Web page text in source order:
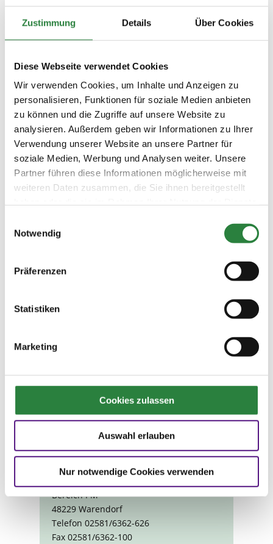
Zustimmung Details Über Cookies
Diese Webseite verwendet Cookies
Wir verwenden Cookies, um Inhalte und Anzeigen zu
personalisieren, Funktionen für soziale Medien anbieten
zu können und die Zugriffe auf unsere Website zu
analysieren. Außerdem geben wir Informationen zu Ihrer
Verwendung unserer Website an unsere Partner für
soziale Medien, Werbung und Analysen weiter. Unsere
Partner führen diese Informationen möglicherweise mit
weiteren Daten zusammen, die Sie ihnen bereitgestellt
Notwendig
Präferenzen
Statistiken
Marketing
Cookies zulassen
Auswahl erlauben
Nur notwendige Cookies verwenden
Nachmittag beim Hotel in Hannover.
Rundreise im komfortablen Reisebus ab/bis
Hannover, zwei Übernachtungen mit Frühstück
im Vier-Sterne-Hotel, alle Besichtigungen wie
beschrieben, ein Lunchpaket, FN-Reiseleitung,
Reisepreissicherungsschein.
Reisepreis
489 Euro pro PM im DZ, 539 Euro für Nicht-PM.
EZ-Zuschlag 65 Euro. Anmeldeschluss 28.
Oktober 2020. Mindestteilnehmerzahl 15
Personen. Änderungen vorbehalten. Die Reise
geeignet.
Buchautor Erhard Schulte, der bereits
Manier seine hippologischen,
Information und Buchung:
Deutsche Reiterliche Vereinigung
Bereich PM
48229 Warendorf
Telefon 02581/6362-626
Fax 02581/6362-100